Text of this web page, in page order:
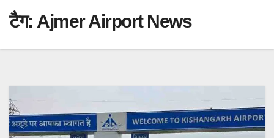
टैग: Ajmer Airport News